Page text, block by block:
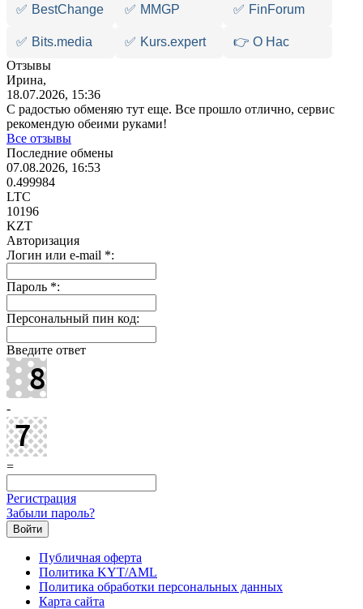
✅ BestChange ✅ MMGP ✅ FinForum
✅ Bits.media ✅ Kurs.expert
👉 О Нас
Отзывы
Ирина,
18.07.2026, 15:36
С радостью обменяю тут еще. Все прошло отлично, сервис
рекомендую обеими руками!
Все отзывы
Последние обмены
07.08.2026, 16:53
0.499984
LTC
10196
KZT
Авторизация
Логин или e-mail *:
Пароль *:
Персональный пин код:
Введите ответ
-
=
Регистрация
Забыли пароль?
Публичная оферта
Политика KYT/AML
Политика обработки персональных данных
Карта сайта